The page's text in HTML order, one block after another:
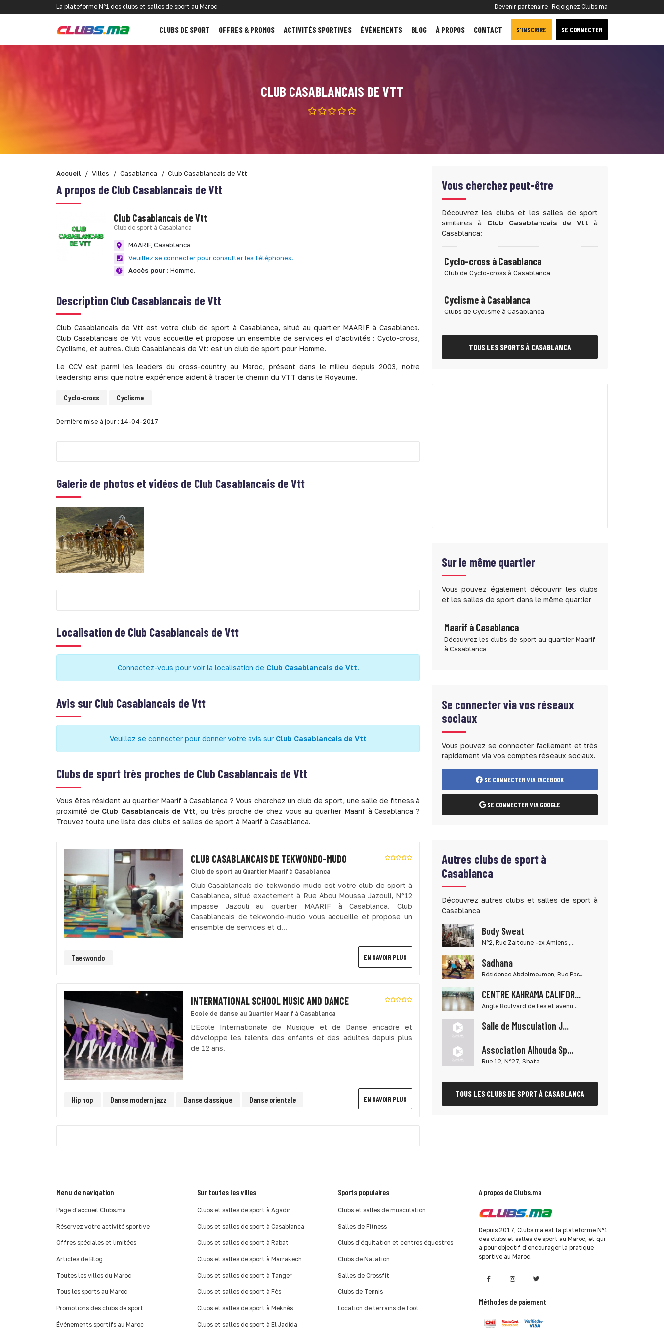
La plateforme N°1 des clubs et salles de sport au Maroc Devenir partenaire Rejoignez Clubs.ma
CLUBS DE SPORT OFFRES & PROMOS ACTIVITÉS SPORTIVES ÉVÉNEMENTS BLOG À PROPOS CONTACT S'INSCRIRE SE CONNECTER
CLUB CASABLANCAIS DE VTT
Accueil Villes Casablanca Club Casablancais de Vtt
A propos de Club Casablancais de Vtt
Club Casablancais de Vtt
Club de sport à Casablanca
MAARIF, Casablanca
Veuillez se connecter pour consulter les téléphones.
Accès pour : Homme.
Description Club Casablancais de Vtt
Club Casablancais de Vtt est votre club de sport à Casablanca, situé au quartier MAARIF à Casablanca.
Club Casablancais de Vtt vous accueille et propose un ensemble de services et d'activités : Cyclo-cross,
Cyclisme, et autres. Club Casablancais de Vtt est un club de sport pour Homme.
Le CCV est parmi les leaders du cross-country au Maroc, présent dans le milieu depuis 2003, notre
leadership ainsi que notre expérience aident à tracer le chemin du VTT dans le Royaume.
Cyclo-cross Cyclisme
Dernière mise à jour : 14-04-2017
Galerie de photos et vidéos de Club Casablancais de Vtt
Localisation de Club Casablancais de Vtt
Connectez-vous pour voir la localisation de Club Casablancais de Vtt.
Avis sur Club Casablancais de Vtt
Veuillez se connecter pour donner votre avis sur Club Casablancais de Vtt
Clubs de sport très proches de Club Casablancais de Vtt
Vous êtes résident au quartier Maarif à Casablanca ? Vous cherchez un club de sport, une salle de fitness à
proximité de Club Casablancais de Vtt, ou très proche de chez vous au quartier Maarif à Casablanca ?
Trouvez toute une liste des clubs et salles de sport à Maarif à Casablanca.
CLUB CASABLANCAIS DE TEKWONDO-MUDO
Club de sport au Quartier Maarif à Casablanca
Club Casablancais de tekwondo-mudo est votre club de sport à
Casablanca, situé exactement à Rue Abou Moussa Jazouli, N°12
impasse Jazouli au quartier MAARIF à Casablanca. Club
Casablancais de tekwondo-mudo vous accueille et propose un
ensemble de services et d...
Taekwondo EN SAVOIR PLUS
INTERNATIONAL SCHOOL MUSIC AND DANCE
Ecole de danse au Quartier Maarif à Casablanca
L’Ecole Internationale de Musique et de Danse encadre et
développe les talents des enfants et des adultes depuis plus
de 12 ans.
Hip hop Danse modern jazz Danse classique Danse orientale EN SAVOIR PLUS
Vous cherchez peut-être
Découvrez les clubs et les salles de sport
similaires à Club Casablancais de Vtt à
Casablanca:
Cyclo-cross à Casablanca
Club de Cyclo-cross à Casablanca
Cyclisme à Casablanca
Clubs de Cyclisme à Casablanca
TOUS LES SPORTS À CASABLANCA
Sur le même quartier
Vous pouvez également découvrir les clubs
et les salles de sport dans le même quartier
Maarif à Casablanca
Découvrez les clubs de sport au quartier Maarif
à Casablanca
Se connecter via vos réseaux
sociaux
Vous pouvez se connecter facilement et très
rapidement via vos comptes réseaux sociaux.
SE CONNECTER VIA FACEBOOK
SE CONNECTER VIA GOOGLE
Autres clubs de sport à
Casablanca
Découvrez autres clubs et salles de sport à
Casablanca
Body Sweat
N°2, Rue Zaitoune -ex Amiens ,...
Sadhana
Résidence Abdelmoumen, Rue Pas...
CENTRE KAHRAMA CALIFOR...
Angle Boulvard de Fes et avenu...
Salle de Musculation J...
Association Alhouda Sp...
Rue 12, N°27, Sbata
TOUS LES CLUBS DE SPORT À CASABLANCA
Menu de navigation
Page d'accueil Clubs.ma
Réservez votre activité sportive
Offres spéciales et limitées
Articles de Blog
Toutes les villes du Maroc
Tous les sports au Maroc
Promotions des clubs de sport
Événements sportifs au Maroc
Sur toutes les villes
Clubs et salles de sport à Agadir
Clubs et salles de sport à Casablanca
Clubs et salles de sport à Rabat
Clubs et salles de sport à Marrakech
Clubs et salles de sport à Tanger
Clubs et salles de sport à Fès
Clubs et salles de sport à Meknès
Clubs et salles de sport à El Jadida
Sports populaires
Clubs et salles de musculation
Salles de Fitness
Clubs d'équitation et centres équestres
Clubs de Natation
Salles de Crossfit
Clubs de Tennis
Location de terrains de foot
A propos de Clubs.ma
Depuis 2017, Clubs.ma est la plateforme N°1
des clubs et salles de sport au Maroc, et qui
a pour objectif d'encourager la pratique
sportive au Maroc.
Méthodes de paiement